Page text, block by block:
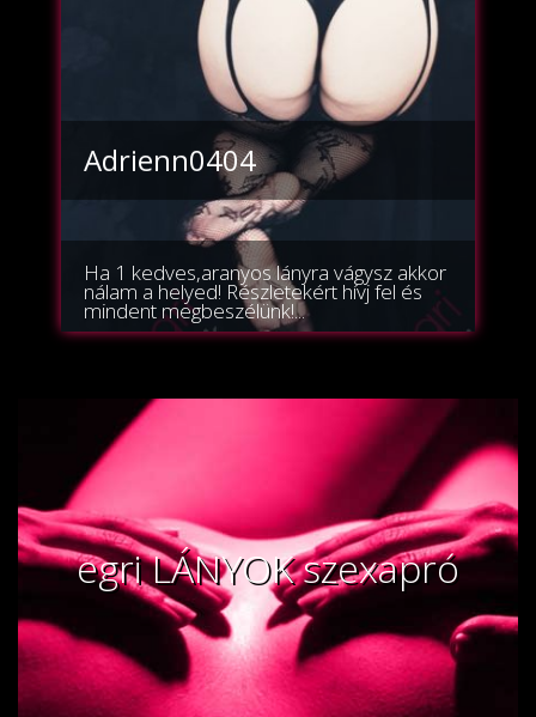
Adrienn0404
Ha 1 kedves,aranyos lányra vágysz akkor
nálam a helyed! Részletekért hívj fel és
mindent megbeszélünk!...
egri LÁNYOK szexapró